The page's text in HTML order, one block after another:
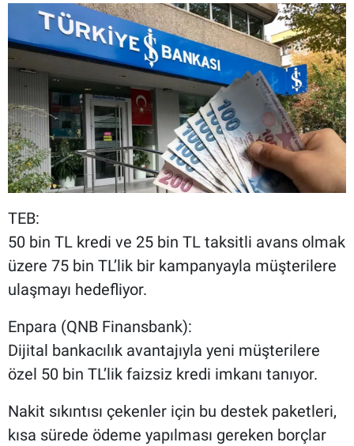
TEB:
50 bin TL kredi ve 25 bin TL taksitli avans olmak
üzere 75 bin TL’lik bir kampanyayla müşterilere
ulaşmayı hedefliyor.
Enpara (QNB Finansbank):
Dijital bankacılık avantajıyla yeni müşterilere
özel 50 bin TL’lik faizsiz kredi imkanı tanıyor.
Nakit sıkıntısı çekenler için bu destek paketleri,
kısa sürede ödeme yapılması gereken borçlar